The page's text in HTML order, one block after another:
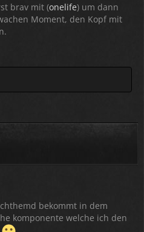
brav mit (onelife) um dann
Moment, den Kopf mit
bekommt in dem
komponente welche ich den